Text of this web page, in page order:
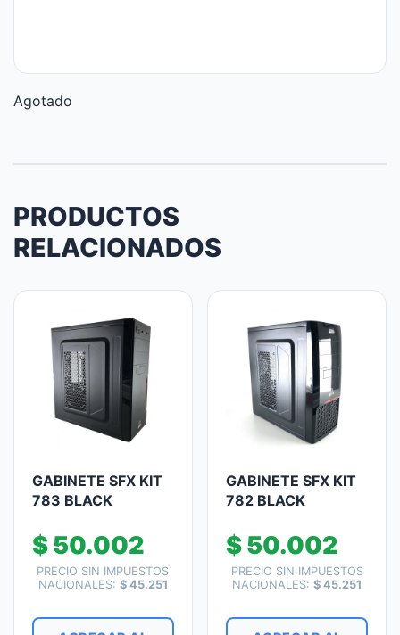
Agotado
PRODUCTOS
RELACIONADOS
GABINETE SFX KIT
783 BLACK
$50.002
PRECIO SIN IMPUESTOS
NACIONALES: $45.251
GABINETE SFX KIT
782 BLACK
$50.002
PRECIO SIN IMPUESTOS
NACIONALES:$ 45.251